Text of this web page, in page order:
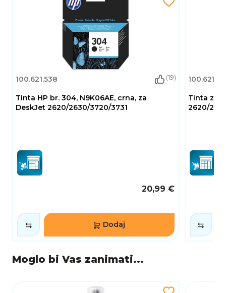
100.621.538 (19)
Tinta HP br. 304, N9K06AE, crna, za
DeskJet 2620/2630/3720/3731
20,99 €
Dodaj
Tinta za
2620/
Moglo bi Vas zanimati...